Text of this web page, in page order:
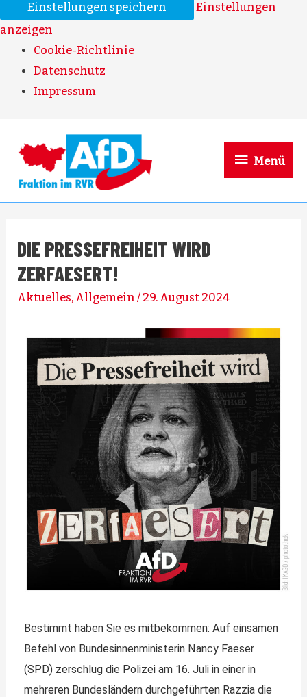
Einstellungen speichern
Einstellungen
anzeigen
Cookie-Richtlinie
Datenschutz
Impressum
Menü
DIE PRESSEFREIHEIT WIRD
ZERFAESERT!
Aktuelles, Allgemein / 29. August 2024
Bestimmt haben Sie es mitbekommen: Auf einsamen
Befehl von Bundesinnenministerin Nancy Faeser
(SPD) zerschlug die Polizei am 16. Juli in einer in
mehreren Bundesländern durchgeführten Razzia die